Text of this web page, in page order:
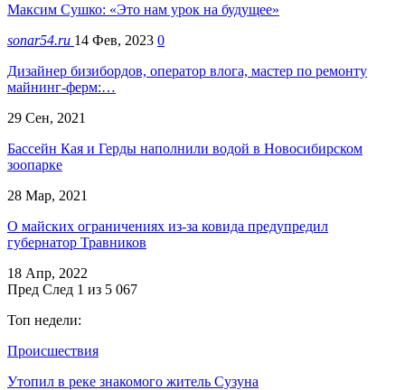
Максим Сушко: «Это нам урок на будущее»
sonar54.ru 14 Фев, 2023 0
Дизайнер бизибордов, оператор влога, мастер по ремонту
майнинг-ферм:…
29 Сен, 2021
Бассейн Кая и Герды наполнили водой в Новосибирском
зоопарке
28 Мар, 2021
О майских ограничениях из-за ковида предупредил
губернатор Травников
18 Апр, 2022
Пред След 1 из 5 067
Топ недели:
Происшествия
Утопил в реке знакомого житель Сузуна